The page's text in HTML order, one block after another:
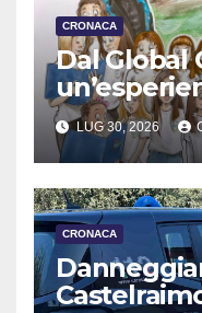
CRONACA
Dal Global
LUG 30, 2026
CRONACA